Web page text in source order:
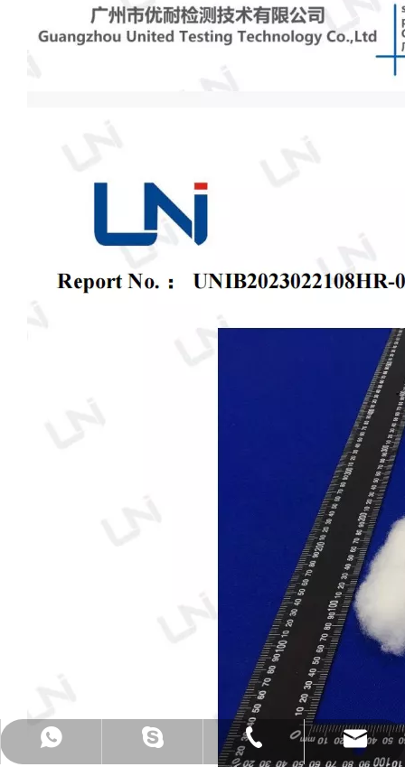
whatsapp：+86 13925533406
Skype：+ 86-13809266841
电话：+ 86-0769-3380-0088
电子邮件：sales@baiyue-cn.com